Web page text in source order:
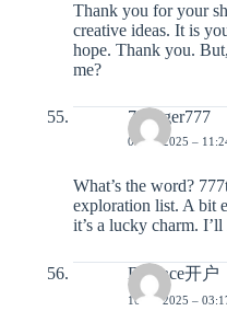
Thank you for your
creative ideas. It is
hope. Thank you.
me?
777tiger777
09-12-2025 –
What’s the word?
exploration list. A bit
it’s a lucky charm.
Binance开户
10-12-2025 –